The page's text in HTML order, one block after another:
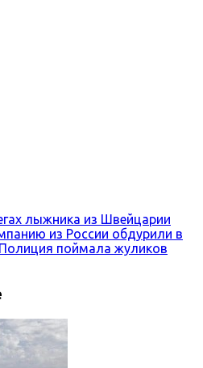
лыжника из Швейцарии
из России обдурили в
поймала жуликов